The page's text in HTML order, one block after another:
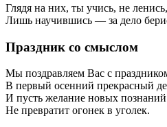
Глядя на них, ты учись, не ленись,
Лишь научившись — за дело
Праздник со смыслом
Мы поздравляем Вас с
В первый осенний прекрасный
И пусть желание новых познаний
Не превратит огонек в уголек.